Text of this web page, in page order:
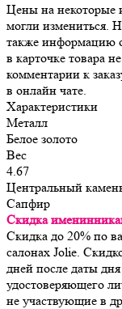
Цены на некоторые
могли измениться.
также информацию
в карточке товара
комментарии к
в онлайн чате.
Характеристики
Металл
Белое золото
Вес
4.67
Центральный
Сапфир
Скидка
Скидка до 20% по
салонах Jolie.
дней после даты
удостоверяющего
не участвующие в